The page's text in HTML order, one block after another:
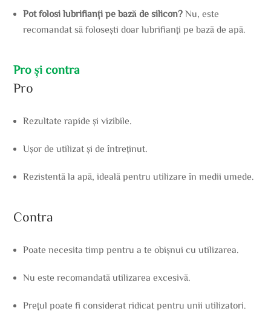
Pot folosi lubrifianți pe bază de silicon? Nu, este
recomandat să folosești doar lubrifianți pe bază de apă.
Pro și contra
Pro
Rezultate rapide și vizibile.
Ușor de utilizat și de întreținut.
Rezistentă la apă, ideală pentru utilizare în medii umede.
Contra
Poate necesita timp pentru a te obișnui cu utilizarea.
Nu este recomandată utilizarea excesivă.
Prețul poate fi considerat ridicat pentru unii utilizatori.